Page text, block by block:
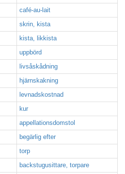
café-au-lait
skrin, kista
kista, likkista
uppbörd
livsåskådning
hjärnskakning
levnadskostnad
kur
appellationsdomstol
begärlig efter
torp
backstugusittare, torpare